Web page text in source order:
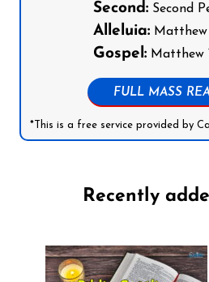
Second:Second
Alleluia:Matthew
Gospel:Matthew
FULL MASS
*This is a free service provided by
Recently